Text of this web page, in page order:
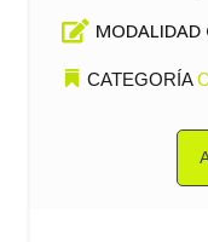

CATEGORÍA